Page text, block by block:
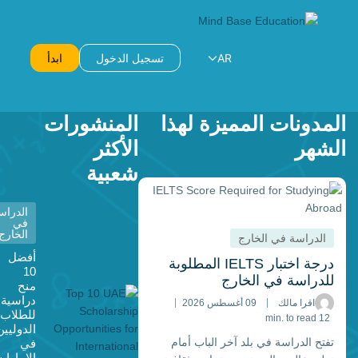
تسجيل الدخول
المميزة لهذا
الدراسة في الخارج
درجة اختبار IELTS المطلوبة
في الخارج
اقرا مالك
09 أغسطس 2026
الدراسة في بلد آخر الباب أمام
المنشورات
الأكثر
شعبية
الدراسة
الخارج
دراسية
للطلاب
الدوليين